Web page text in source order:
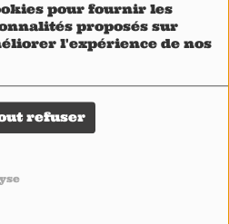
pour fournir les
proposés sur
l'expérience de nos
refuser